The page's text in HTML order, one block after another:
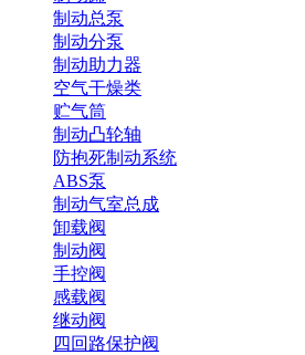
制动总泵
制动分泵
制动助力器
空气干燥类
贮气筒
制动凸轮轴
防抱死制动系统
ABS泵
制动气室总成
卸载阀
制动阀
手控阀
感载阀
继动阀
四回路保护阀